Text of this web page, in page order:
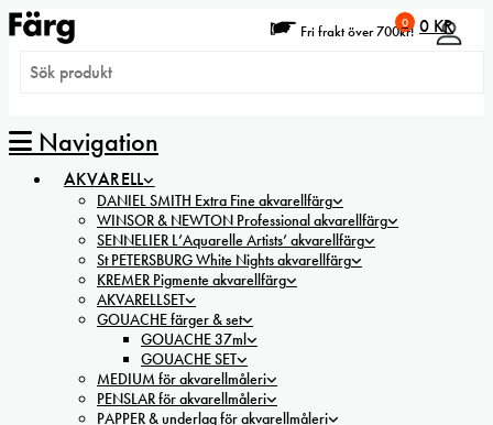
Fri frakt över 700kr!
Navigation
0 0 KR
AKVARELL
DANIEL SMITH Extra Fine akvarellfärg
WINSOR & NEWTON Professional akvarellfärg
SENNELIER L’Aquarelle Artists’ akvarellfärg
St PETERSBURG White Nights akvarellfärg
KREMER Pigmente akvarellfärg
AKVARELLSET
GOUACHE färger & set
GOUACHE 37ml
GOUACHE SET
MEDIUM för akvarellmåleri
PENSLAR för akvarellmåleri
PAPPER & underlag för akvarellmåleri